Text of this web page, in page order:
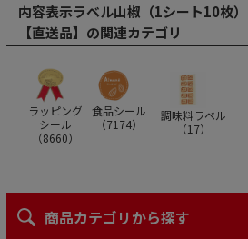
内容表示ラベル山椒（1シート10枚）
【直送品】の関連カテゴリ
ラッピング
シール
（8660）
食品シール
（7174）
調味料ラベル
（17）
商品カテゴリから探す